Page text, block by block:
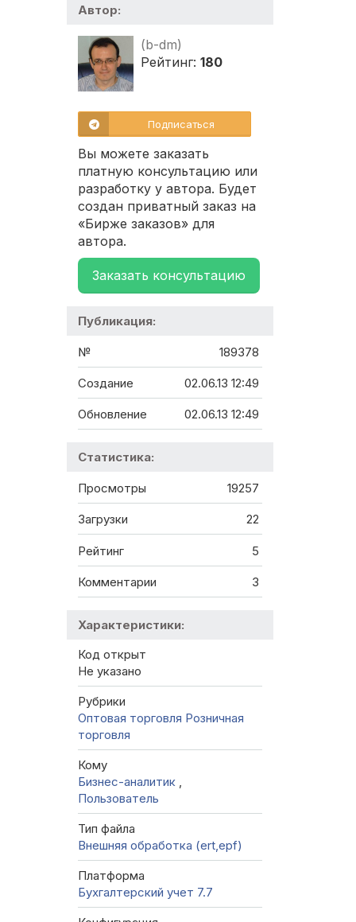
Автор:
(b-dm)
Рейтинг: 180
Подписаться
Вы можете заказать
платную консультацию или
разработку у автора. Будет
создан приватный заказ на
«Бирже заказов» для
автора.
Заказать консультацию
Публикация:
№ 189378
Создание 02.06.13 12:49
Обновление 02.06.13 12:49
Статистика:
Просмотры 19257
Загрузки 22
Рейтинг 5
Комментарии 3
Характеристики:
Код открыт
Не указано
Рубрики
Оптовая торговля Розничная
торговля
Кому
Бизнес-аналитик ,
Пользователь
Тип файла
Внешняя обработка (ert,epf)
Платформа
Бухгалтерский учет 7.7